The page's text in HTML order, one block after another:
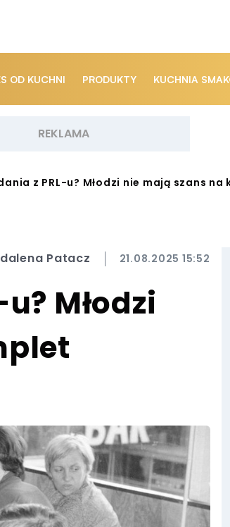
OD KUCHNI PRODUKTY KUCHNIA
z PRL-u? Młodzi nie mają szans
Patacz 21.08.2025 15:52
Młodzi